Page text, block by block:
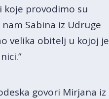
koje provodimo su
Sabina iz Udruge
velika obitelj u kojoj je
govori Mirjana iz